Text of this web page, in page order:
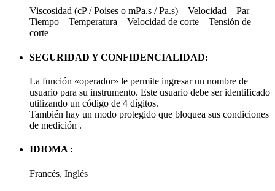
Viscosidad (cP / Poises o mPa.s / Pa.s) – Velocidad – Par –
Tiempo – Temperatura – Velocidad de corte – Tensión de
corte
SEGURIDAD Y CONFIDENCIALIDAD:
La función «operador» le permite ingresar un nombre de
usuario para su instrumento. Este usuario debe ser identificado
utilizando un código de 4 dígitos.
También hay un modo protegido que bloquea sus condiciones
de medición .
IDIOMA :
Francés, Inglés